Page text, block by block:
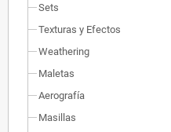
Sets
Texturas y Efectos
Weathering
Maletas
Aerografía
Masillas